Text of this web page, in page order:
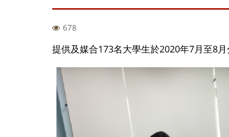
678
提供及媒合173名大學生於2020年7月至8